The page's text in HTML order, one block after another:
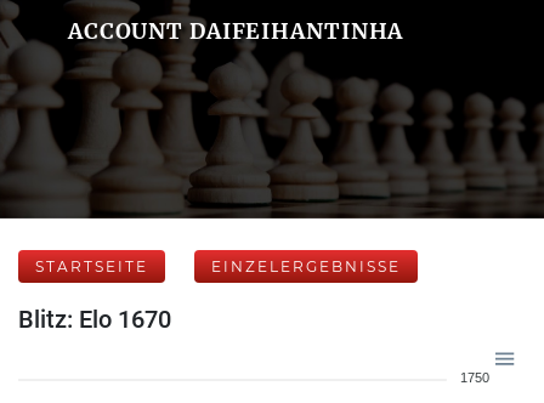
ACCOUNT DAIFEIHANTINHA
STARTSEITE EINZELERGEBNISSE
Blitz: Elo 1670
1750